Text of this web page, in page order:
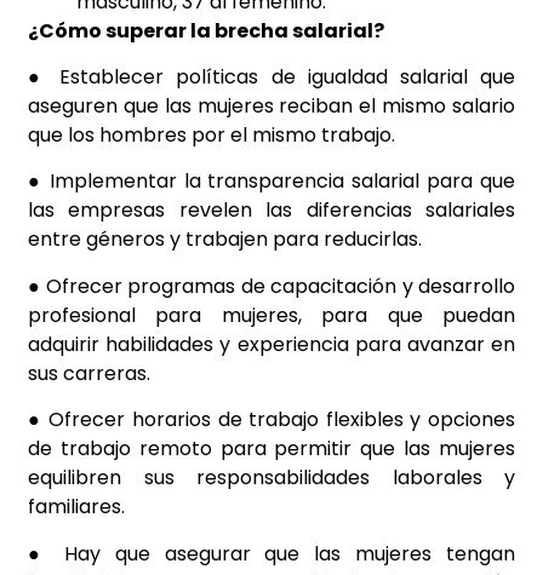
¿Cómo superar la brecha salarial?
● Establecer políticas de igualdad salarial que
aseguren que las mujeres reciban el mismo salario
que los hombres por el mismo trabajo.
● Implementar la transparencia salarial para que
las empresas revelen las diferencias salariales
entre géneros y trabajen para reducirlas.
● Ofrecer programas de capacitación y desarrollo
profesional para mujeres, para que puedan
adquirir habilidades y experiencia para avanzar en
sus carreras.
● Ofrecer horarios de trabajo flexibles y opciones
de trabajo remoto para permitir que las mujeres
equilibren sus responsabilidades laborales y
familiares.
● Hay que asegurar que las mujeres tengan